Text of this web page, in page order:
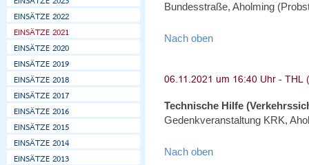
Bundesstraße, Aholming
Nach oben
Technische Hilfe
Gedenkveranstaltung KRK,
Nach oben